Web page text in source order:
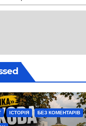
ІСТОРІЯ БЕЗ КОМЕНТАРІВ